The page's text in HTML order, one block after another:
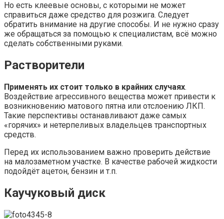
Но есть клеевые основы, с которыми не может
справиться даже средство для розжига. Следует
обратить внимание на другие способы. И не нужно сразу
же обращаться за помощью к специалистам, всё можно
сделать собственными руками.
Растворители
Применять их стоит только в крайних случаях.
Воздействие агрессивного вещества может привести к
возникновению матового пятна или отслоению ЛКП.
Такие перспективы останавливают даже самых
«горячих» и нетерпеливых владельцев транспортных
средств.
Перед их использованием важно проверить действие
на малозаметном участке. В качестве рабочей жидкости
подойдёт ацетон, бензин и т.п.
Каучуковый диск